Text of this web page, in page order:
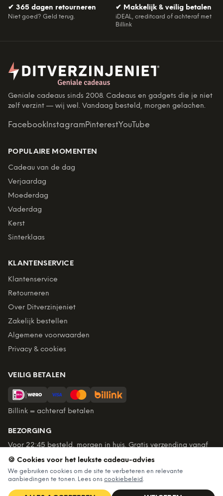
✔ 365 dagen retourneren
Niet goed? Geld terug.
✔ Makkelijk & veilig betalen
iDEAL, creditcard of achteraf met
Billink
Geniale cadeaus sinds 2008. Cadeaus en gadgets die je niet
zelf verzint — wij wel. Vandaag besteld, morgen gelachen.
Facebook InstagramPinterestYouTube
POPULAIRE MOMENTEN
Cadeau van de dag
Verjaardag
Moederdag
Vaderdag
Kerst
Sinterklaas
KLANTENSERVICE
Klantenservice
Retourneren
Over Ditverzinjeniet
Zakelijk bestellen
Algemene voorwaarden
Privacy & cookies
VEILIG BETALEN
Billink = achteraf betalen
BEZORGING
Voor 22:45 besteld, morgen in huis. Gratis verzending vanaf
€60. Tot 365 dagen retourneren.
★ 4,7/5 uit 6.235beoordelingen
🍪 Cookies voor het leukste cadeau-advies
We gebruiken cookies om de site te verbeteren en relevante
aanbiedingen te tonen. Lees ons cookiebeleid.